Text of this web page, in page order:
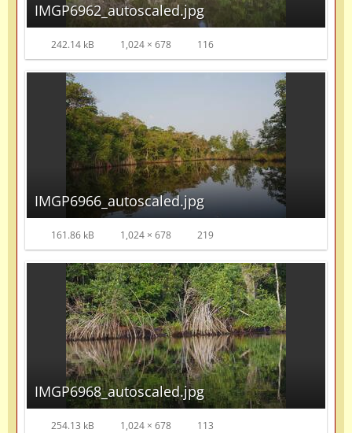
IMGP6962_autoscaled.jpg
242.14 kB 1,024 × 678 116
IMGP6966_autoscaled.jpg
161.86 kB 1,024 × 678 219
IMGP6968_autoscaled.jpg
254.13 kB 1,024 × 678 113